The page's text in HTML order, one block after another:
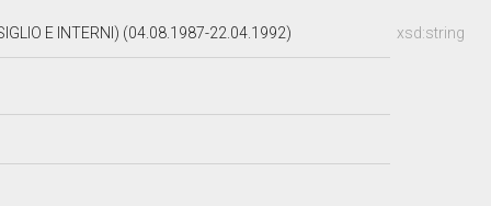
xsd:string
E INTERNI) (04.08.1987-22.04.1992)